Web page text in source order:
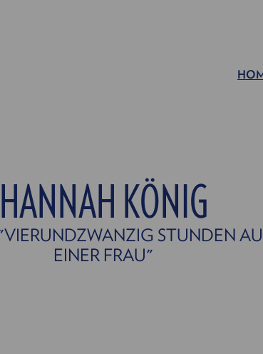
HANNAH KÖNIG
STUNDEN
EINER FRAU"